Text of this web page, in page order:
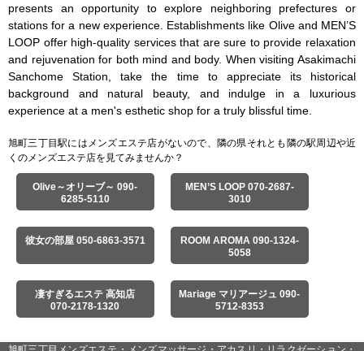
presents an opportunity to explore neighboring prefectures or
stations for a new experience. Establishments like Olive and MEN’S
LOOP offer high-quality services that are sure to provide relaxation
and rejuvenation for both mind and body. When visiting Asakimachi
Sanchome Station, take the time to appreciate its historical
background and natural beauty, and indulge in a luxurious
experience at a men's esthetic shop for a truly blissful time.
旭町三丁目駅にはメンズエステ店がないので、隣の県それとも隣の駅周辺や近
くのメンズエステ店を見てみませんか？
Olive～オリーブ～ 090-
6285-5110
MEN’S LOOP 070-2687-
3010
彼女の部屋 050-6863-3571
ROOM AROMA 090-1324-
5058
凄すぎるエステ 高知店
070-2178-1320
Mariage マリアージュ 090-
5712-8353